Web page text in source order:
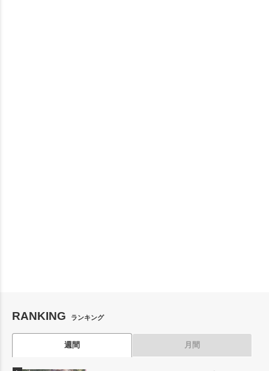
RANKING ランキング
週間 月間